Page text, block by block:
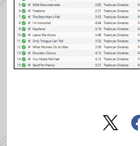
X（旧